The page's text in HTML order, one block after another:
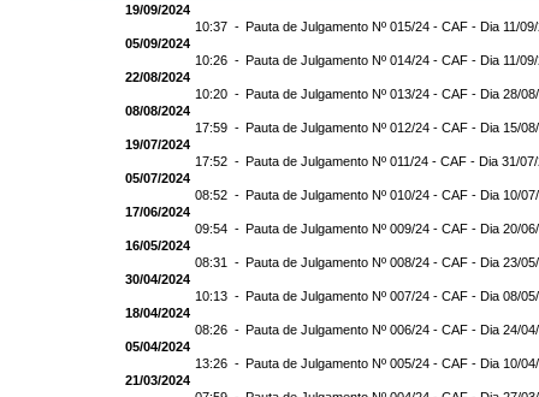
19/09/2024
10:37 - Pauta de Julgamento Nº 015/24 - CAF - Dia 11/
05/09/2024
10:26 - Pauta de Julgamento Nº 014/24 - CAF - Dia 11/
22/08/2024
10:20 - Pauta de Julgamento Nº 013/24 - CAF - Dia 28/
08/08/2024
17:59 - Pauta de Julgamento Nº 012/24 - CAF - Dia 15/
19/07/2024
17:52 - Pauta de Julgamento Nº 011/24 - CAF - Dia 31/
05/07/2024
08:52 - Pauta de Julgamento Nº 010/24 - CAF - Dia 10/
17/06/2024
09:54 - Pauta de Julgamento Nº 009/24 - CAF - Dia 20/
16/05/2024
08:31 - Pauta de Julgamento Nº 008/24 - CAF - Dia 23/
30/04/2024
10:13 - Pauta de Julgamento Nº 007/24 - CAF - Dia 08/
18/04/2024
08:26 - Pauta de Julgamento Nº 006/24 - CAF - Dia 24/
05/04/2024
13:26 - Pauta de Julgamento Nº 005/24 - CAF - Dia 10/
21/03/2024